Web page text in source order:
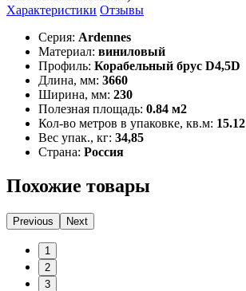
Характеристики Отзывы
Серия: Ardennes
Материал: виниловый
Профиль: Корабельный брус D4,5D
Длина, мм: 3660
Ширина, мм: 230
Полезная площадь: 0.84 м2
Кол-во метров в упаковке, кв.м: 15.12
Вес упак., кг: 34,85
Страна: Россия
Похожие товары
Previous Next
1
2
3